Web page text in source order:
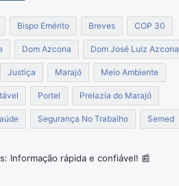
Bispo Emérito Breves COP 30
Dom Azcona Dom José Luiz Azcona
Justiça Marajó Meio Ambiente
Portel Prelazia do Marajó
Segurança No Trabalho Semed
Informação rápida e confiável! 📰